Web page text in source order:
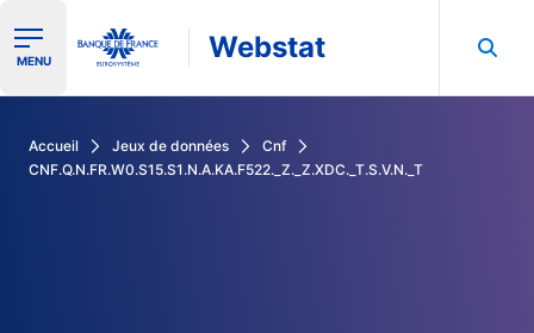
Ouvrir le menu de navigation
MENU Webstat
Accueil Jeux de données
Cnf
CNF.Q.N.FR.W0.S15.S1.N.A.KA.F522._Z._Z.XDC._T.S.V.N._T